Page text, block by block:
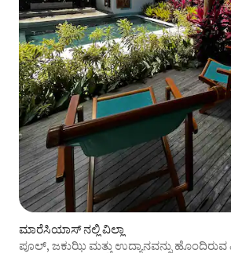
ಮಾರೆಸಿಯಾಸ್ ನಲ್ಲಿ ವಿಲ್ಲಾ
ಪೂಲ್, ಜಕುಝಿ ಮತ್ತು ಉದ್ಯಾನವನ್ನು ಹೊಂದಿರುವ